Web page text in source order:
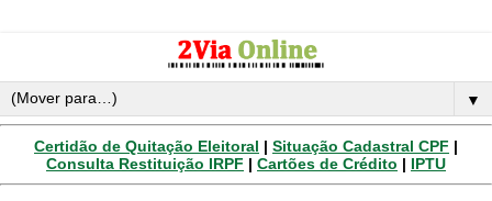
▼
Certidão de Quitação Eleitoral | Situação Cadastral CPF |
Consulta Restituição IRPF | Cartões de Crédito | IPTU